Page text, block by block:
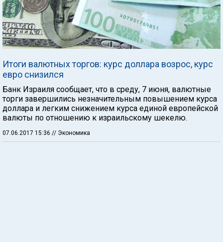
Итоги валютных торгов: курс доллара возрос, курс
евро снизился
Банк Израиля сообщает, что в среду, 7 июня, валютные
торги завершились незначительным повышением курса
доллара и легким снижением курса единой европейской
валюты по отношению к израильскому шекелю.
07.06.2017 15:36 // Экономика